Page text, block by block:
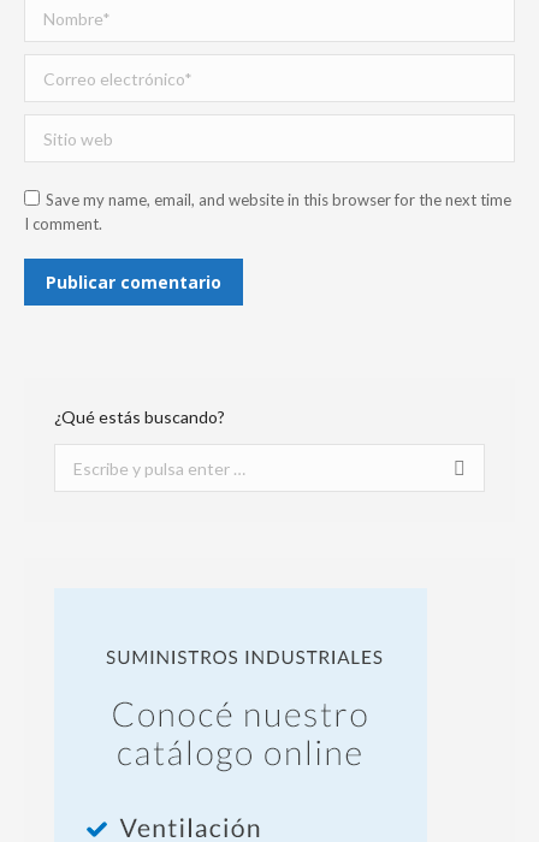
Save my name, email, and website in this browser for the next time
I comment.
Publicar comentario
¿Qué estás buscando?